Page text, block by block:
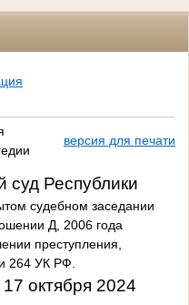
версия для печати
суд Республики
судебном заседании
Д, 2006 года
преступления,
264 УК РФ.
17 октября 2024